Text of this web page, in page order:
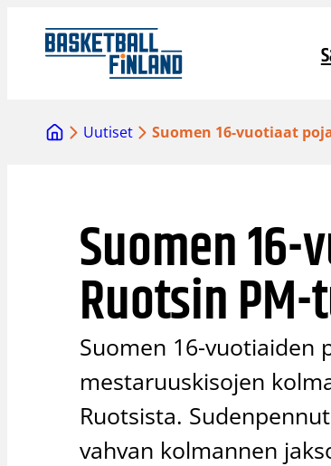
sisältöön
Uutiset Suomen 16-vuotiaat
Suomen
Ruotsin
Suomen 16-vuotiaiden
mestaruuskisojen
Ruotsista.
vahvan kolmannen